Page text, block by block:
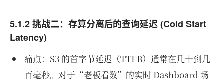
5.1.2 挑战二：存算分离后的查询延迟 (Cold Start
Latency)
痛点：S3 的首字节延迟（TTFB）通常在几十到几
百毫秒。对于“老板看数”的实时 Dashboard 场